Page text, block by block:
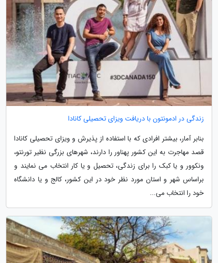
زندگی در ادمونتون با دریافت ویزای تحصیلی کانادا
بنابر آمار، بیشتر افرادی که با استفاده از پذیرش و ویزای تحصیلی کانادا
قصد مهاجرت به این کشور پهناور را دارند، شهرهای بزرگی نظیر تورنتو،
ونکوور و یا کبک را برای زندگی، تحصیل و یا کار انتخاب می نمایند و
براساس شهر و استان مورد نظر خود در این کشور، کالج و یا دانشگاه
خود را انتخاب می...